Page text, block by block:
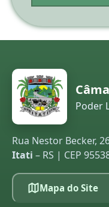
Poder
Rua Nestor Becker,
Itati – RS | CEP
Mapa do Site